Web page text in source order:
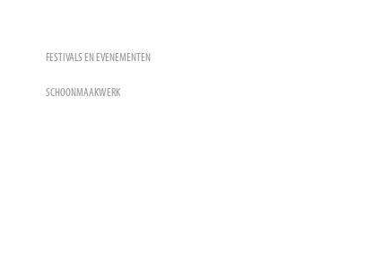
FESTIVALS EN EVENEMENTEN
SCHOONMAAKWERK